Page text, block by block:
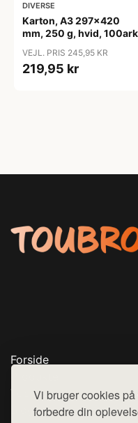
Vi bruger cookies
forbedre din
DIVERSE
Karton, A3 297x420
mm, 250 g, hvid, 100ark
VEJL. PRIS 245,95 KR
219,95 kr
Forside
Top Rabatter
Blog